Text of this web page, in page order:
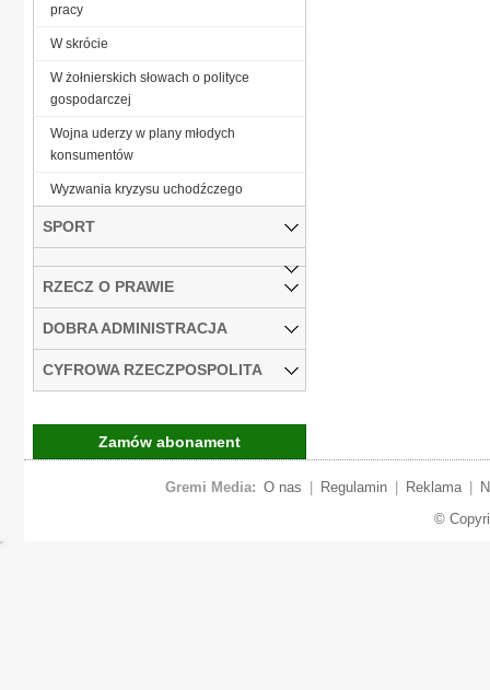
pracy
W skrócie
W żołnierskich słowach o polityce
gospodarczej
Wojna uderzy w plany młodych
konsumentów
Wyzwania kryzysu uchodźczego
SPORT
RZECZ O PRAWIE
DOBRA ADMINISTRACJA
CYFROWA RZECZPOSPOLITA
Zamów abonament
Gremi Media: O nas Regulamin Reklama
©